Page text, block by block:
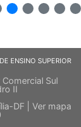
ENSINO SUPERIOR
Sul
II
DF | Ver mapa